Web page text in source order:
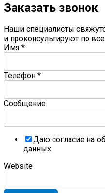
Заказать звонок
Наши специалисты
и проконсультируют по
Имя *
Телефон *
Сообщение
Даю согласие на
данных
Website